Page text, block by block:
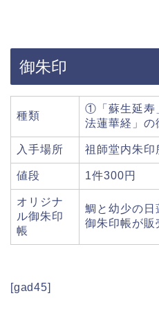
御朱印
種類
①「蘇生延寿
法蓮華経」の
入手場所 祖師堂内朱印
値段 1件300円
オリジナ
ル御朱印
帳
鯛と幼少の日
御朱印帳が販
[gad45]